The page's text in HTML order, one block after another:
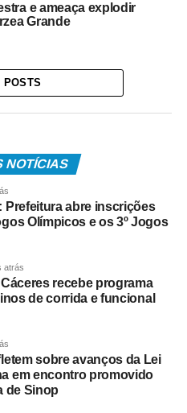
e ameaça explodir
Grande
POSTS
NOTÍCIAS
Prefeitura abre inscrições
Olímpicos e os 3º Jogos
atrás
recebe programa
de corrida e funcional
sobre avanços da Lei
em encontro promovido
de Sinop